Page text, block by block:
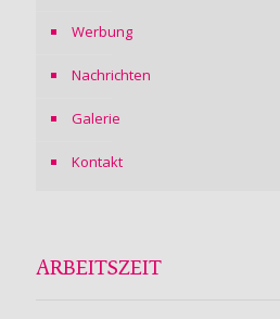
Werbung
Nachrichten
Galerie
Kontakt
ARBEITSZEIT